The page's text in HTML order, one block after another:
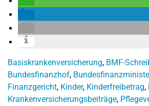
Basiskrankenversicherung, BMF-
Bundesfinanzhof,
Finanzgericht, Kinder, Kinderfreibetrag,
Krankenversicherungsbeiträge,